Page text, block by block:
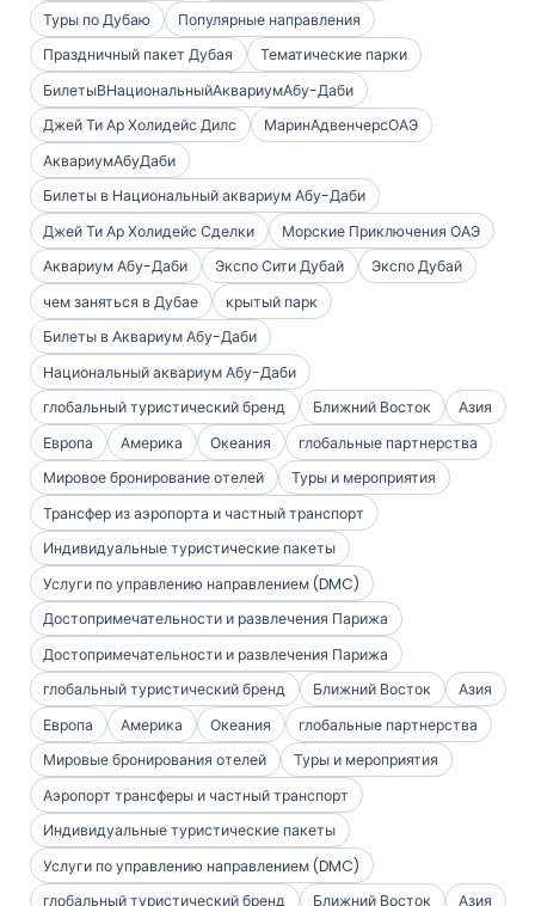
Туры по Дубаю
Популярные направления
Праздничный пакет Дубая
Тематические парки
БилетыВНациональныйАквариумАбу-Даби
Джей Ти Ар Холидейс Дилс
МаринАдвенчерсОАЭ
АквариумАбуДаби
Билеты в Национальный аквариум Абу-Даби
Джей Ти Ар Холидейс Сделки
Морские Приключения ОАЭ
Аквариум Абу-Даби
Экспо Сити Дубай
Экспо Дубай
чем заняться в Дубае
крытый парк
Билеты в Аквариум Абу-Даби
Национальный аквариум Абу-Даби
глобальный туристический бренд
Ближний Восток
Азия
Европа
Америка Океания
глобальные партнерства
Мировое бронирование отелей
Туры и мероприятия
Трансфер из аэропорта и частный транспорт
Индивидуальные туристические пакеты
Услуги по управлению направлением (DMC)
Достопримечательности и развлечения Парижа
Достопримечательности и развлечения Парижа
глобальный туристический бренд
Ближний Восток
Азия
Европа
Америка Океания
глобальные партнерства
Мировые бронирования отелей
Туры и мероприятия
Аэропорт трансферы и частный транспорт
Индивидуальные туристические пакеты
Услуги по управлению направлением (DMC)
глобальный туристический бренд
Ближний Восток
Азия